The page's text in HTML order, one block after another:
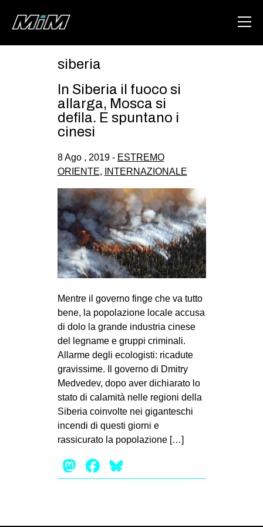
ABOUT
AREA
GAZA FREESTYLE
CSOA LAMBRETTA
MSM
STUDENTI TSUNAMI
ZAM
MILANO
SPAZI
SPORT POPOLARE
MOVIMENTI
AMBIENTE
ANTIFASCISMO
DIRITTO ALL’ABITARE
GENERI
PRECARIATO
siberia
In Siberia il fuoco si
allarga, Mosca si
defila. E spuntano i
cinesi
8 Ago , 2019 - ESTREMO
ORIENTE, INTERNAZIONALE
Mentre il governo finge che va tutto
bene, la popolazione locale accusa
di dolo la grande industria cinese
del legname e gruppi criminali.
Allarme degli ecologisti: ricadute
gravissime. Il governo di Dmitry
Medvedev, dopo aver dichiarato lo
stato di calamità nelle regioni della
Siberia coinvolte nei giganteschi
incendi di questi giorni e
rassicurato la popolazione […]
Mastodon
Facebook